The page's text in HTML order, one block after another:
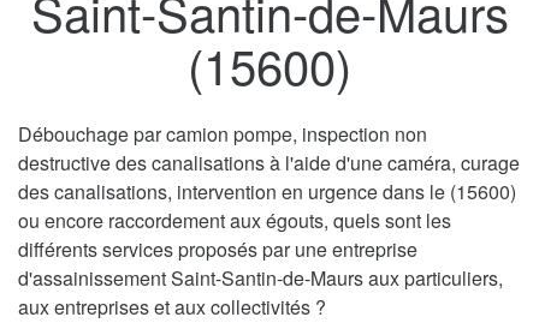
(15600)
Débouchage par camion pompe, inspection non
destructive des canalisations à l'aide d'une caméra, curage
des canalisations, intervention en urgence dans le (15600)
ou encore raccordement aux égouts, quels sont les
différents services proposés par une entreprise
d'assainissement Saint-Santin-de-Maurs aux particuliers,
aux entreprises et aux collectivités ?